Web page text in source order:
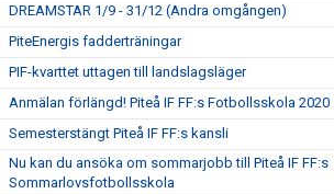
DREAMSTAR 1/9 - 31/12 (Andra omgången)
PiteEnergis fadderträningar
PIF-kvarttet uttagen till landslagsläger
Anmälan förlängd! Piteå IF FF:s Fotbollsskola 2020
Semesterstängt Piteå IF FF:s kansli
Nu kan du ansöka om sommarjobb till Piteå IF FF:s
Sommarlovsfotbollsskola